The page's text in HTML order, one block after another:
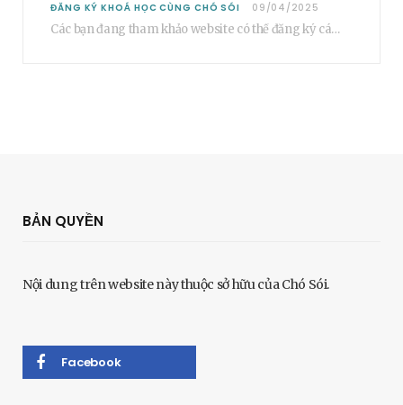
ĐĂNG KÝ KHOÁ HỌC CÙNG CHÓ SÓI 09/04/2025
Các bạn đang tham khảo website có thể đăng ký các khoá học cơ bản…
BẢN QUYỀN
Nội dung trên website này thuộc sở hữu của Chó Sói.
Facebook